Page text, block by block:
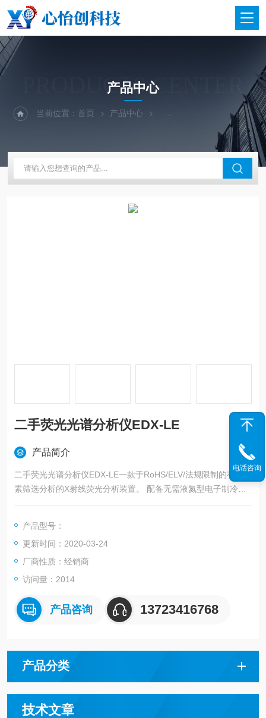
PRODUCTS CENTER
产品中心
当前位置：首页 产品中心 二手仪器-光谱-色谱-质谱
二手荧光光谱分析仪EDX-LE
产品简介
二手荧光光谱分析仪EDX-LE一款于RoHS/ELV/法规限制的有害元
素筛选分析的X射线荧光分析装置。 配备无需液氮型电子制冷（S
i-PIN检测器）检测器，因此在实现降低运作成本和更易维护的同
在1分钟内完成，所以*可以应对RoHS法规中所限制的有害元素的
筛选分析。
产品型号：
更新时间：2020-03-24
厂商性质：经销商
访问量：2014
产品咨询 13723416768
产品分类
技术文章
电话咨询